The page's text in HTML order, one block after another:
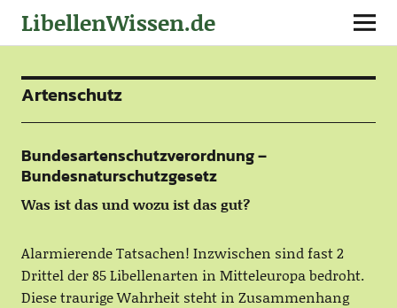
LibellenWissen.de
Artenschutz
Bundesartenschutzverordnung –
Bundesnaturschutzgesetz
Was ist das und wozu ist das gut?
Alarmierende Tatsachen! Inzwischen sind fast 2
Drittel der 85 Libellenarten in Mitteleuropa bedroht.
Diese traurige Wahrheit steht in Zusammenhang